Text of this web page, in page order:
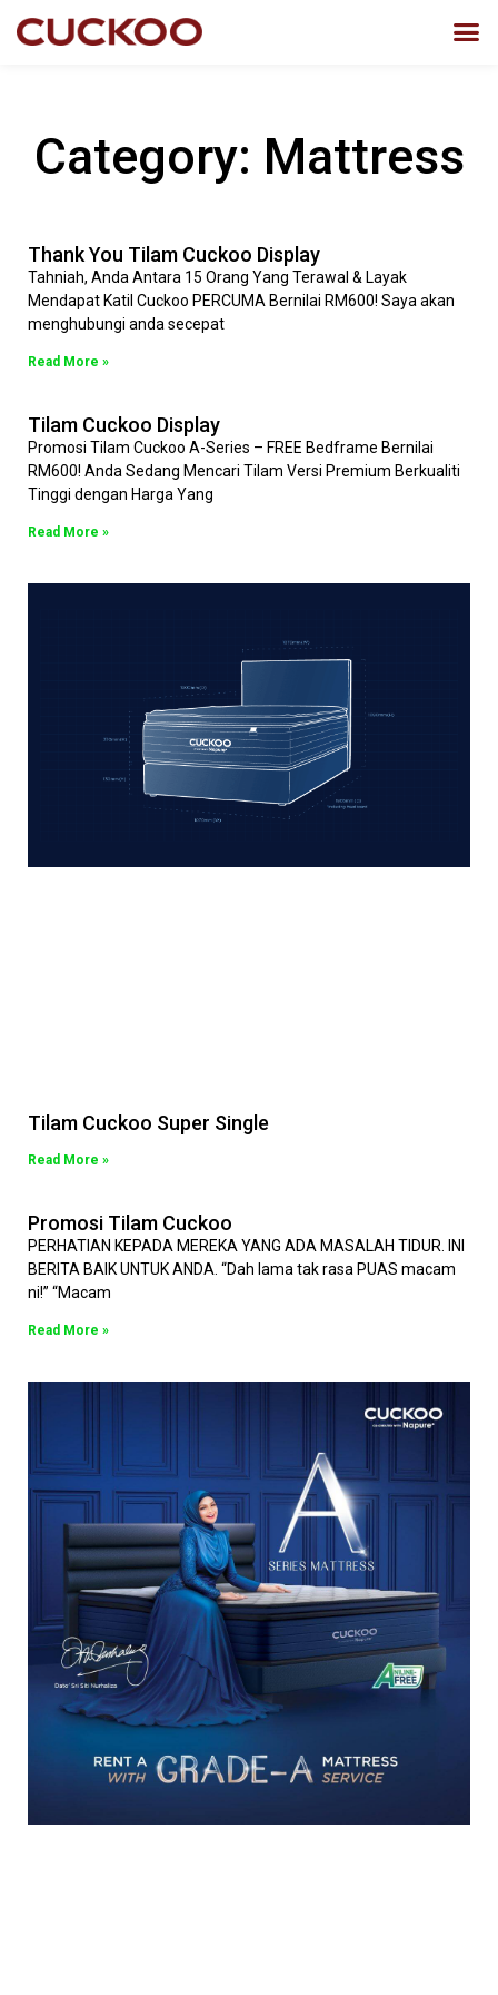
Category: Mattress
Thank You Tilam Cuckoo Display
Tahniah, Anda Antara 15 Orang Yang Terawal & Layak
Mendapat Katil Cuckoo PERCUMA Bernilai RM600! Saya akan
menghubungi anda secepat
Read More »
Tilam Cuckoo Display
Promosi Tilam Cuckoo A-Series – FREE Bedframe Bernilai
RM600! Anda Sedang Mencari Tilam Versi Premium Berkualiti
Tinggi dengan Harga Yang
Read More »
Tilam Cuckoo Super Single
Read More »
Promosi Tilam Cuckoo
PERHATIAN KEPADA MEREKA YANG ADA MASALAH TIDUR. INI
BERITA BAIK UNTUK ANDA. “Dah lama tak rasa PUAS macam
ni!” “Macam
Read More »